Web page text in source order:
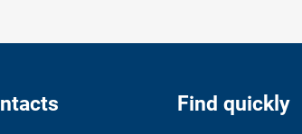
Find quickly